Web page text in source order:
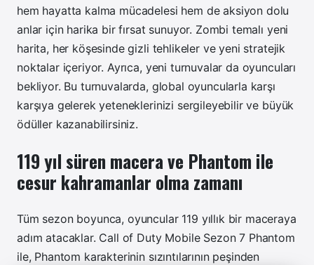
hem hayatta kalma mücadelesi hem de aksiyon dolu
anlar için harika bir fırsat sunuyor. Zombi temalı yeni
harita, her köşesinde gizli tehlikeler ve yeni stratejik
noktalar içeriyor. Ayrıca, yeni turnuvalar da oyuncuları
bekliyor. Bu turnuvalarda, global oyuncularla karşı
karşıya gelerek yeteneklerinizi sergileyebilir ve büyük
ödüller kazanabilirsiniz.
119 yıl süren macera ve Phantom ile
cesur kahramanlar olma zamanı
Tüm sezon boyunca, oyuncular 119 yıllık bir maceraya
adım atacaklar. Call of Duty Mobile Sezon 7 Phantom
ile, Phantom karakterinin sızıntılarının peşinden